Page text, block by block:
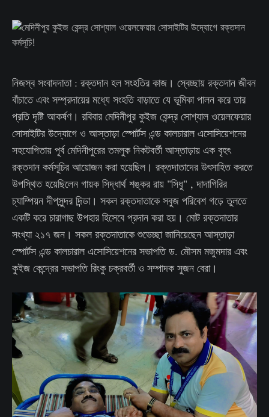
নিজস্ব সংবাদদাতা : রক্তদান হল সংহতির কাজ। স্বেচ্ছায় রক্তদান জীবন
বাঁচাতে এবং সম্প্রদায়ের মধ্যে সংহতি বাড়াতে যে ভূমিকা পালন করে তার
প্রতি দৃষ্টি আকর্ষণ। রবিবার মেদিনীপুর কুইজ কেন্দ্র সোশ্যাল ওয়েলফেয়ার
সোসাইটির উদ্যোগে ও আস্তাড়া স্পোর্টস এন্ড কালচারাল এসোসিয়েশনের
সহযোগিতায় পূর্ব মেদিনীপুরের তমলুক নিকটবর্তী আস্তাড়ায় এক বৃহৎ
রক্তদান কর্মসূচির আয়োজন করা হয়েছিল। রক্তদাতাদের উৎসাহিত করতে
উপস্থিত হয়েছিলেন গায়ক সিদ্ধার্থ শঙ্কর রায় "সিধু" , দাদাগিরির
চ্যাম্পিয়ন দীপসুন্দর দিন্ডা। সকল রক্তদাতাকে সবুজ পরিবেশ গড়ে তুলতে
একটি করে চারাগাছ উপহার হিসেবে প্রদান করা হয়। মোট রক্তদাতার
সংখ্যা ২১৭ জন। সকল রক্তদাতাকে শুভেচ্ছা জানিয়েছেন আস্তাড়া
স্পোর্টস এন্ড কালচারাল এসোসিয়েশনের সভাপতি ড. মৌসম মজুমদার এবং
কুইজ কেন্দ্রের সভাপতি রিংকু চক্রবর্তী ও সম্পাদক সুজন বেরা।